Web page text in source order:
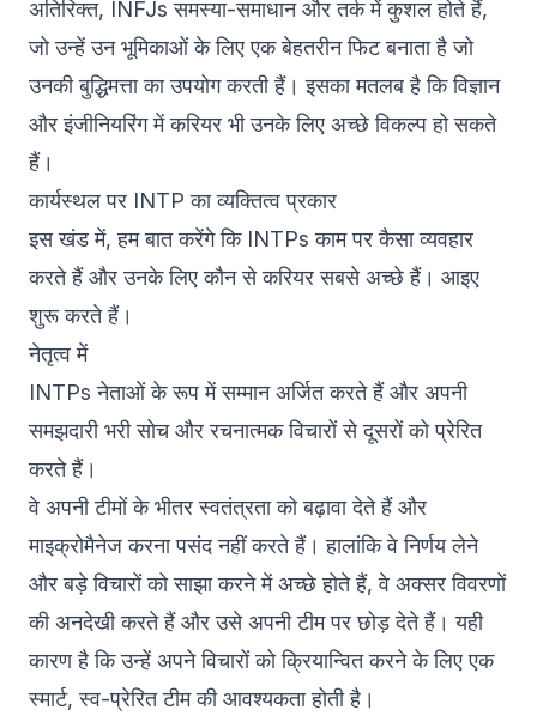
अतिरिक्त, INFJs समस्या-समाधान और तर्क में कुशल होते हैं,
जो उन्हें उन भूमिकाओं के लिए एक बेहतरीन फिट बनाता है जो
उनकी बुद्धिमत्ता का उपयोग करती हैं। इसका मतलब है कि विज्ञान
और इंजीनियरिंग में करियर भी उनके लिए अच्छे विकल्प हो सकते
हैं।
कार्यस्थल पर INTP का व्यक्तित्व प्रकार
इस खंड में, हम बात करेंगे कि INTPs काम पर कैसा व्यवहार
करते हैं और उनके लिए कौन से करियर सबसे अच्छे हैं। आइए
शुरू करते हैं।
नेतृत्व में
INTPs नेताओं के रूप में सम्मान अर्जित करते हैं और अपनी
समझदारी भरी सोच और रचनात्मक विचारों से दूसरों को प्रेरित
करते हैं।
वे अपनी टीमों के भीतर स्वतंत्रता को बढ़ावा देते हैं और
माइक्रोमैनेज करना पसंद नहीं करते हैं। हालांकि वे निर्णय लेने
और बड़े विचारों को साझा करने में अच्छे होते हैं, वे अक्सर विवरणों
की अनदेखी करते हैं और उसे अपनी टीम पर छोड़ देते हैं। यही
कारण है कि उन्हें अपने विचारों को क्रियान्वित करने के लिए एक
स्मार्ट, स्व-प्रेरित टीम की आवश्यकता होती है।